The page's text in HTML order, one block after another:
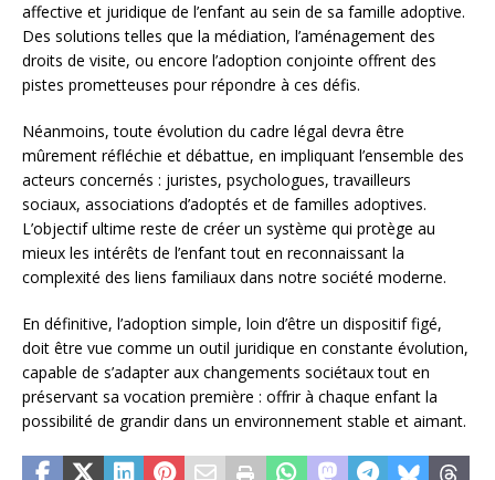
affective et juridique de l’enfant au sein de sa famille adoptive.
Des solutions telles que la médiation, l’aménagement des
droits de visite, ou encore l’adoption conjointe offrent des
pistes prometteuses pour répondre à ces défis.
Néanmoins, toute évolution du cadre légal devra être
mûrement réfléchie et débattue, en impliquant l’ensemble des
acteurs concernés : juristes, psychologues, travailleurs
sociaux, associations d’adoptés et de familles adoptives.
L’objectif ultime reste de créer un système qui protège au
mieux les intérêts de l’enfant tout en reconnaissant la
complexité des liens familiaux dans notre société moderne.
En définitive, l’adoption simple, loin d’être un dispositif figé,
doit être vue comme un outil juridique en constante évolution,
capable de s’adapter aux changements sociétaux tout en
préservant sa vocation première : offrir à chaque enfant la
possibilité de grandir dans un environnement stable et aimant.